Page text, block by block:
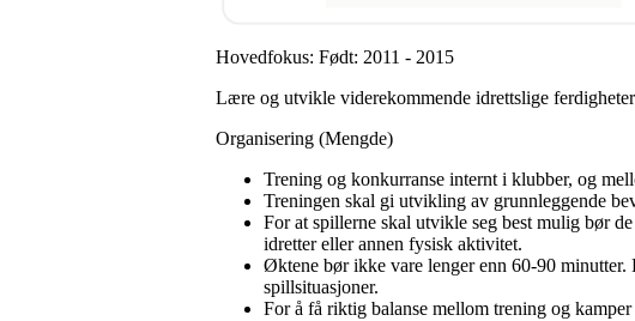
Hovedfokus: Født: 2011 - 2015
Lære og utvikle viderekommende idrettslige
Organisering (Mengde)
Trening og konkurranse internt i klubber, og
Treningen skal gi utvikling av grunnleggende
For at spillerne skal utvikle seg best mulig bør
idretter eller annen fysisk aktivitet.
Øktene bør ikke vare lenger enn 60-90
spillsituasjoner.
For å få riktig balanse mellom trening og